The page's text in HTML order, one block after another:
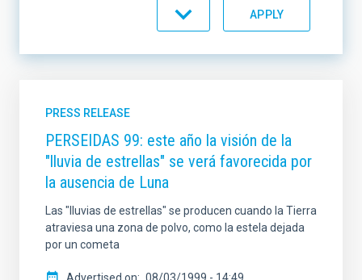
TOPIC
SCOPE
PRESS RELEASE
PERSEIDAS 99: este año la visión de la
"lluvia de estrellas" se verá favorecida por
la ausencia de Luna
Las "lluvias de estrellas" se producen cuando la Tierra
atraviesa una zona de polvo, como la estela dejada
por un cometa